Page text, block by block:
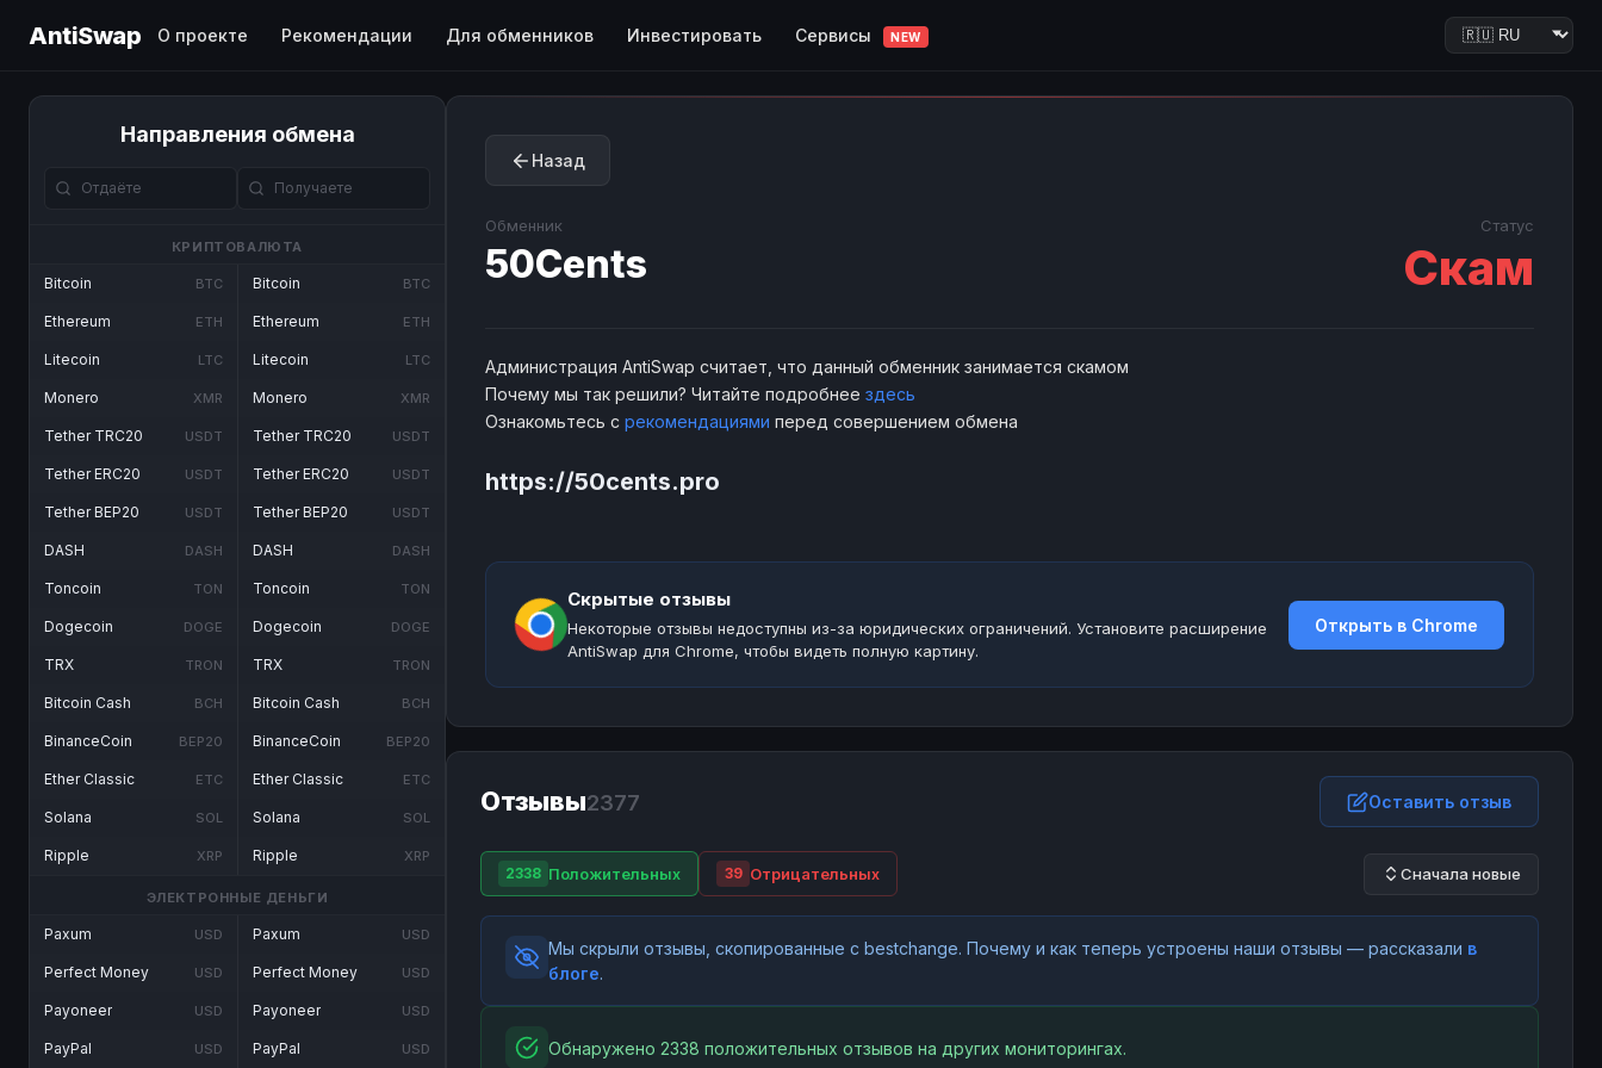
AntiSwap О проекте Рекомендации Для обменников Инвестировать Сервисы NEW
Направления обмена
КРИПТОВАЛЮТА
Bitcoin BTC
Ethereum ETH
Litecoin LTC
Monero XMR
Tether TRC20 USDT
Tether ERC20 USDT
Tether BEP20 USDT
DASH DASH
Toncoin TON
Dogecoin DOGE
TRX TRON
Bitcoin Cash BCH
BinanceCoin BEP20
Ether Classic ETC
Solana SOL
Ripple XRP
Bitcoin BTC
Ethereum ETH
Litecoin LTC
Monero XMR
Tether TRC20 USDT
Tether ERC20 USDT
Tether BEP20 USDT
DASH DASH
Toncoin TON
Dogecoin DOGE
TRX TRON
Bitcoin Cash BCH
BinanceCoin BEP20
Ether Classic ETC
Solana SOL
Ripple XRP
ЭЛЕКТРОННЫЕ ДЕНЬГИ
Paxum USD
Perfect Money USD
Payoneer USD
PayPal USD
Paxum USD
Perfect Money USD
Payoneer USD
PayPal USD
Назад
Обменник
50Cents
Статус
Скам
Администрация AntiSwap считает, что данный обменник занимается скамом
Почему мы так решили? Читайте подробнее здесь
Ознакомьтесь с рекомендациями перед совершением обмена
https://50cents.pro
Скрытые отзывы
Некоторые отзывы недоступны из-за юридических ограничений. Установите расширение
AntiSwap для Chrome, чтобы видеть полную картину.
Открыть в Chrome
Отзывы2377 Оставить отзыв
2338 Положительных 39 Отрицательных Сначала новые
Мы скрыли отзывы, скопированные с bestchange. Почему и как теперь устроены наши отзывы — рассказали в
блоге.
Обнаружено 2338 положительных отзывов на других мониторингах.